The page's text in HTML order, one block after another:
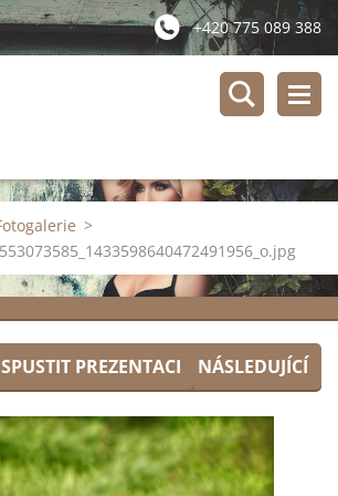
+420 775 089 388
>
SPUSTIT PREZENTACI NÁSLEDUJÍCÍ